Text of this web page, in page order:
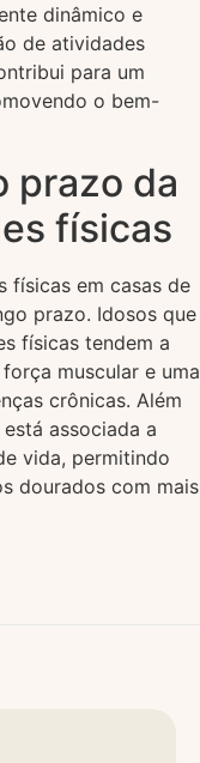
dinâmico e
de atividades
para um
o bem-
prazo da
físicas
físicas em casas de
prazo. Idosos que
físicas tendem a
muscular e uma
crônicas. Além
associada a
vida, permitindo
dourados com mais